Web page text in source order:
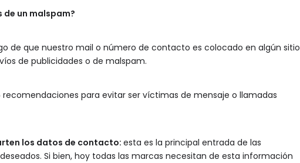
de un malspam?
de que nuestro mail o número de contacto es colocado en algún sitio
de publicidades o de malspam.
recomendaciones para evitar ser víctimas de mensaje o llamadas
los datos de contacto: esta es la principal entrada de las
Si bien, hoy todas las marcas necesitan de esta información